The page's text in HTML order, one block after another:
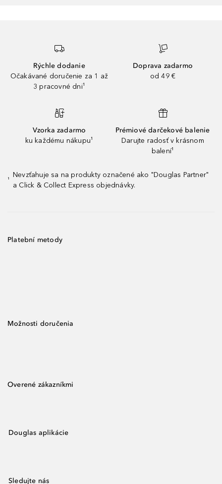
Rýchle dodanie
Očakávané doručenie za 1 až
3 pracovné dni¹
Doprava zadarmo
od 49 €
Vzorka zadarmo
ku každému nákupu¹
Prémiové darčekové balenie
Darujte radosť v krásnom
balení¹
¹
Nevzťahuje sa na produkty označené ako "Douglas Partner"
a Click & Collect Express objednávky.
Platební metody
Možnosti doručenia
Overené zákazníkmi
Douglas aplikácie
Sledujte nás